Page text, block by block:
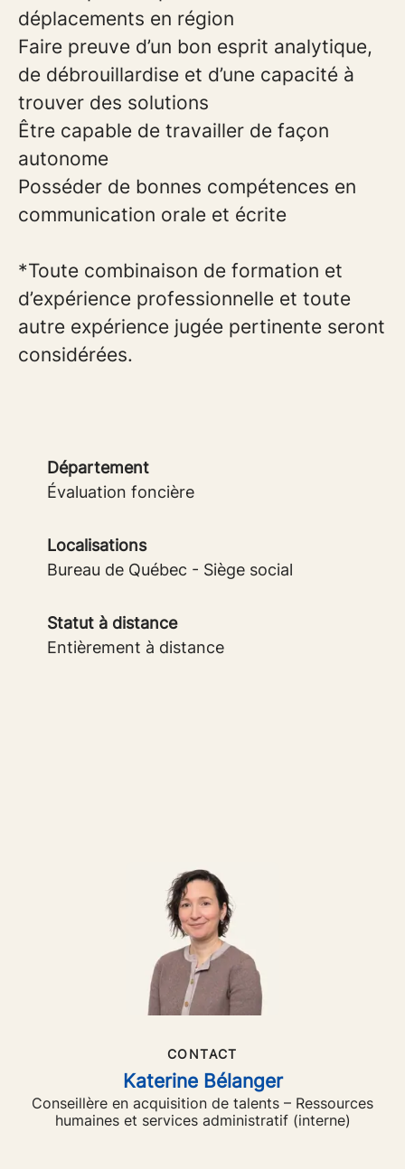
déplacements en région
Faire preuve d’un bon esprit analytique,
de débrouillardise et d’une capacité à
trouver des solutions
Être capable de travailler de façon
autonome
Posséder de bonnes compétences en
communication orale et écrite
*Toute combinaison de formation et
d’expérience professionnelle et toute
autre expérience jugée pertinente seront
considérées.
Département
Évaluation foncière
Localisations
Bureau de Québec - Siège social
Statut à distance
Entièrement à distance
CONTACT
Katerine Bélanger
Conseillère en acquisition de talents – Ressources
humaines et services administratif (interne)